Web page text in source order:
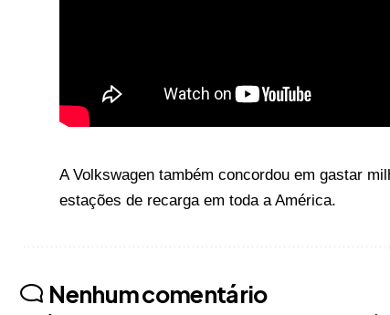
A Volkswagen também concordou em gastar
estações de recarga em toda a América.
Nenhum comentário